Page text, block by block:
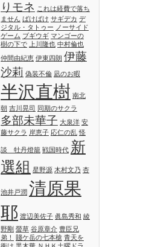
りモネ これは経費で落ち
ません ばけばけ サギデカ デ
ジタル・タトゥー ノーサイド
ゲーム ブギウギ マンゴーの
樹の下で
上川隆也 中村倫也
仲間由紀恵 伊東四朗 伊藤
沙莉 偽装不倫 凪のお暇
半沢直樹 南北
朝 吉川晃司 同期のサクラ
多部未華子 大泉洋 安
藤サクラ 岸恵子 応仁の乱 怪
談 牡丹燈籠 戦国時代 新
選組
星野源 木村文乃 杏
池井戸潤 清原果
耶 渡辺美佐子 眞島秀和 綾
野剛 螢草 谷原章介 豊臣兄
弟！
賤ケ岳の七本槍 青天を